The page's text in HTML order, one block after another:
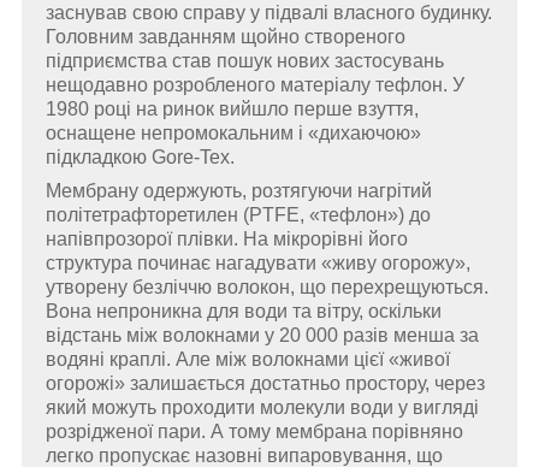
заснував свою справу у підвалі власного будинку.
Головним завданням щойно створеного
підприємства став пошук нових застосувань
нещодавно розробленого матеріалу тефлон. У
1980 році на ринок вийшло перше взуття,
оснащене непромокальним і «дихаючою»
підкладкою Gore-Tex.
Мембрану одержують, розтягуючи нагрітий
політетрафторетилен (PTFE, «тефлон») до
напівпрозорої плівки. На мікрорівні його
структура починає нагадувати «живу огорожу»,
утворену безліччю волокон, що перехрещуються.
Вона непроникна для води та вітру, оскільки
відстань між волокнами у 20 000 разів менша за
водяні краплі. Але між волокнами цієї «живої
огорожі» залишається достатньо простору, через
який можуть проходити молекули води у вигляді
розрідженої пари. А тому мембрана порівняно
легко пропускає назовні випаровування, що